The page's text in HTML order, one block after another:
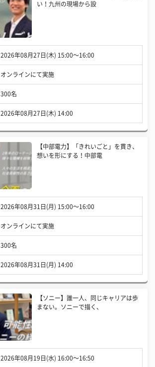
い！九州の現場から設
2026年08月27日(木) 15:00〜16:00
オンラインにて実施
300名
2026年08月27日(木) 14:00
【中部電力】「きれいごと」を貫き、
想いを形にする！中部電
2026年08月31日(月) 15:00〜16:00
オンラインにて実施
300名
2026年08月31日(月) 14:00
【ソニー】誰一人、同じキャリアは歩
まない。ソニーで描く、
2026年08月19日(水) 16:00〜16:50